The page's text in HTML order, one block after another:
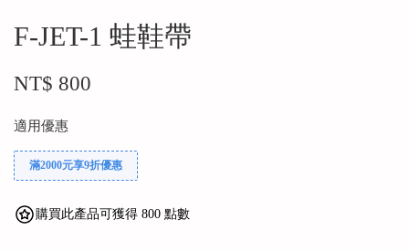
F-JET-1 蛙鞋帶
NT$ 800
適用優惠
滿2000元享9折優惠
購買此產品可獲得 800 點數